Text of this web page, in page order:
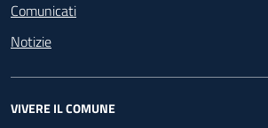
Comunicati
Notizie
VIVERE IL COMUNE